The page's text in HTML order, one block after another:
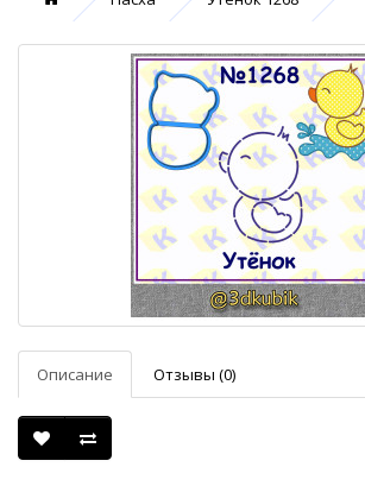
Описание Отзывы (0)